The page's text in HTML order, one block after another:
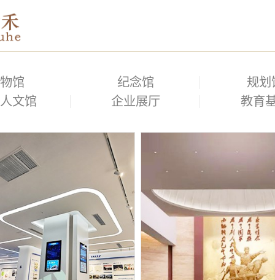
馆 纪念馆
规划
文馆
企业展厅 教育